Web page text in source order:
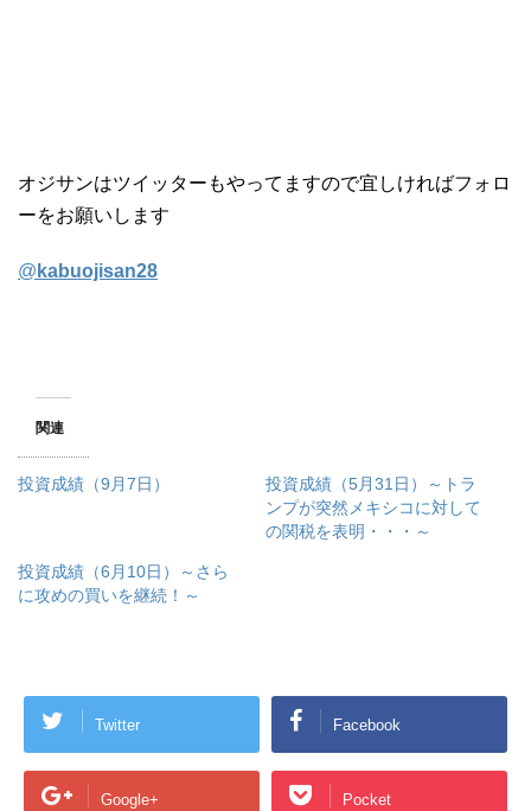
オジサンはツイッターもやってますので宜しければフォロ
ーをお願いします
@ kabuojisan28
関連
投資成績（9月7日）
投資成績（5月31日）～トラ
ンプが突然メキシコに対して
の関税を表明・・・～
投資成績（6月10日）～さら
に攻めの買いを継続！～
Twitter Facebook
Google+ Pocket